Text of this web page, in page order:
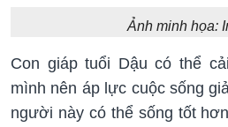
Ảnh minh họa:
Con giáp tuổi Dậu có thể
mình nên áp lực cuộc sống
người này có thể sống tốt